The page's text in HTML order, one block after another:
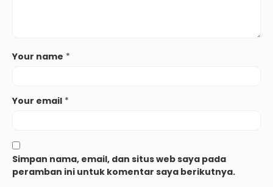
Your name *
Your email *
Simpan nama, email, dan situs web saya pada
peramban ini untuk komentar saya berikutnya.